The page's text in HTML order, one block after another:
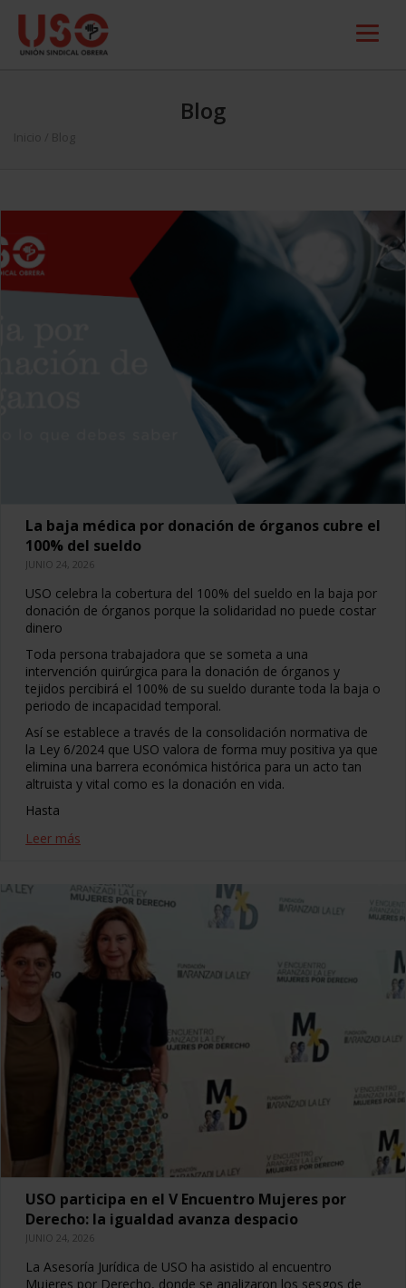
Blog
Inicio / Blog
La baja médica por donación de órganos cubre el
100% del sueldo
JUNIO 24, 2026
USO celebra la cobertura del 100% del sueldo en la baja por
donación de órganos porque la solidaridad no puede costar
dinero
Toda persona trabajadora que se someta a una
intervención quirúrgica para la donación de órganos y
tejidos percibirá el 100% de su sueldo durante toda la baja o
periodo de incapacidad temporal.
Así se establece a través de la consolidación normativa de
la Ley 6/2024 que USO valora de forma muy positiva ya que
elimina una barrera económica histórica para un acto tan
altruista y vital como es la donación en vida.
Hasta
Leer más
USO participa en el V Encuentro Mujeres por
Derecho: la igualdad avanza despacio
JUNIO 24, 2026
La Asesoría Jurídica de USO ha asistido al encuentro
Mujeres por Derecho, donde se analizaron los sesgos de